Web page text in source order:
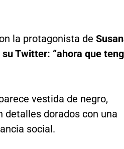
la protagonista de
Twitter: “ahora que
vestida de negro,
detalles dorados con una
social.